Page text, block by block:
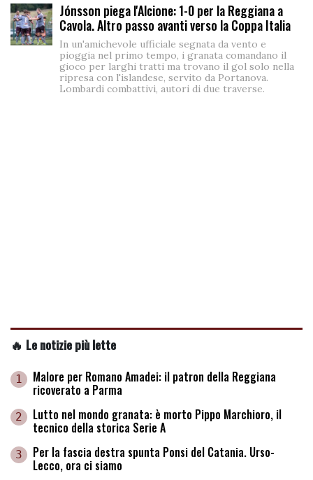
Jónsson piega l'Alcione: 1-0 per la Reggiana a
Cavola. Altro passo avanti verso la Coppa Italia
In un'amichevole ufficiale segnata da vento e
pioggia nel primo tempo, i granata comandano il
gioco per larghi tratti ma trovano il gol solo nella
ripresa con l'islandese, servito da Portanova.
Lombardi combattivi, autori di due traverse.
🔥 Le notizie più lette
1 Malore per Romano Amadei: il patron della Reggiana
ricoverato a Parma
2 Lutto nel mondo granata: è morto Pippo Marchioro, il
tecnico della storica Serie A
3 Per la fascia destra spunta Ponsi del Catania. Urso-
Lecco, ora ci siamo